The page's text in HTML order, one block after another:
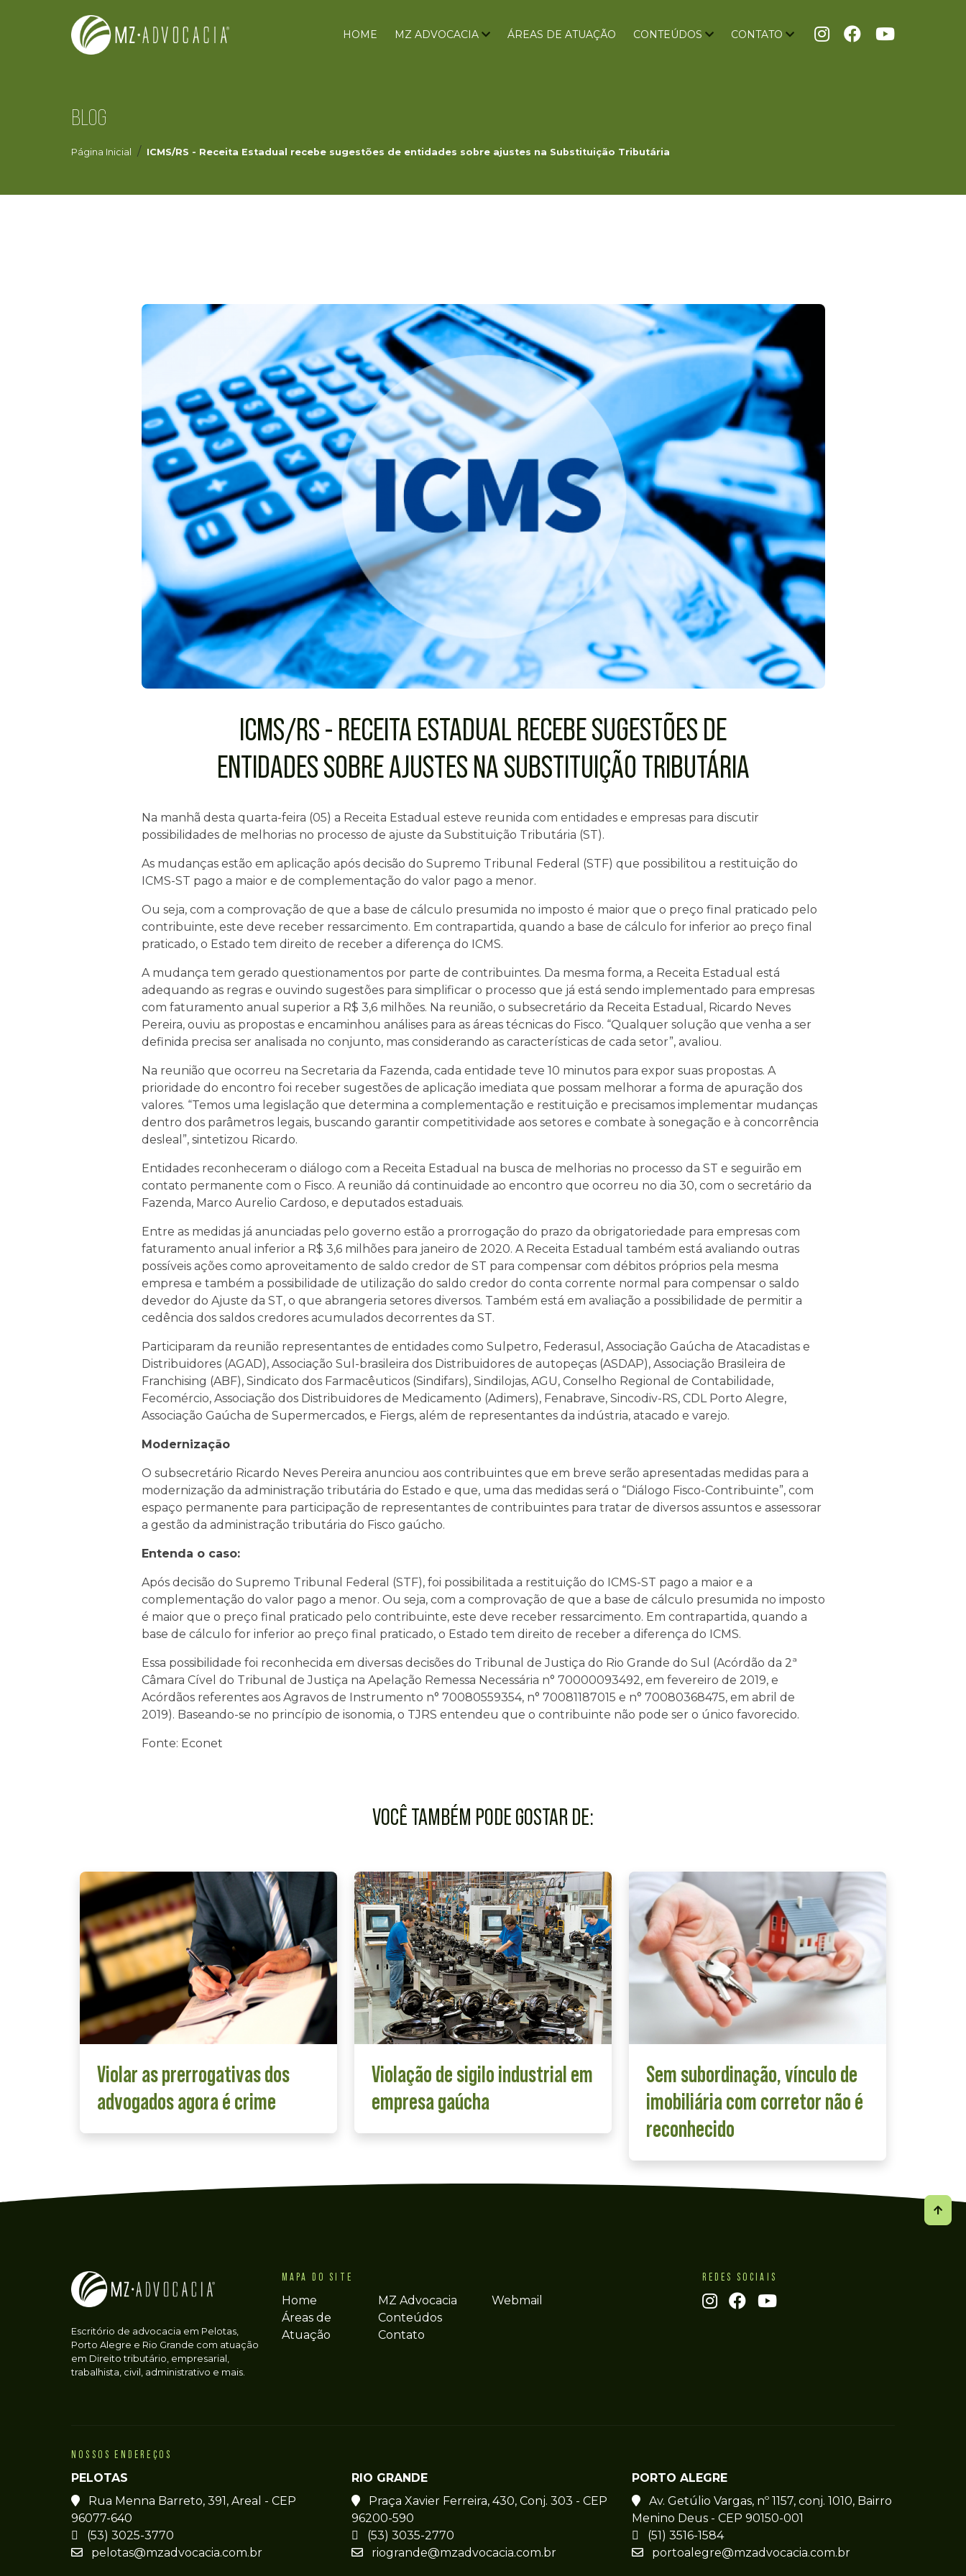
HOME MZ ADVOCACIA ÁREAS DE ATUAÇÃO CONTEÚDOS CONTATO
BLOG
Página Inicial ICMS/RS - Receita Estadual recebe sugestões de entidades sobre ajustes na Substituição Tributária
ICMS/RS - RECEITA ESTADUAL RECEBE SUGESTÕES DE
ENTIDADES SOBRE AJUSTES NA SUBSTITUIÇÃO TRIBUTÁRIA
Na manhã desta quarta-feira (05) a Receita Estadual esteve reunida com entidades e empresas para discutir
possibilidades de melhorias no processo de ajuste da Substituição Tributária (ST).
As mudanças estão em aplicação após decisão do Supremo Tribunal Federal (STF) que possibilitou a restituição do
ICMS-ST pago a maior e de complementação do valor pago a menor.
Ou seja, com a comprovação de que a base de cálculo presumida no imposto é maior que o preço final praticado pelo
contribuinte, este deve receber ressarcimento. Em contrapartida, quando a base de cálculo for inferior ao preço final
praticado, o Estado tem direito de receber a diferença do ICMS.
A mudança tem gerado questionamentos por parte de contribuintes. Da mesma forma, a Receita Estadual está
adequando as regras e ouvindo sugestões para simplificar o processo que já está sendo implementado para empresas
com faturamento anual superior a R$ 3,6 milhões. Na reunião, o subsecretário da Receita Estadual, Ricardo Neves
Pereira, ouviu as propostas e encaminhou análises para as áreas técnicas do Fisco. “Qualquer solução que venha a ser
definida precisa ser analisada no conjunto, mas considerando as características de cada setor”, avaliou.
Na reunião que ocorreu na Secretaria da Fazenda, cada entidade teve 10 minutos para expor suas propostas. A
prioridade do encontro foi receber sugestões de aplicação imediata que possam melhorar a forma de apuração dos
valores. “Temos uma legislação que determina a complementação e restituição e precisamos implementar mudanças
dentro dos parâmetros legais, buscando garantir competitividade aos setores e combate à sonegação e à concorrência
desleal”, sintetizou Ricardo.
Entidades reconheceram o diálogo com a Receita Estadual na busca de melhorias no processo da ST e seguirão em
contato permanente com o Fisco. A reunião dá continuidade ao encontro que ocorreu no dia 30, com o secretário da
Fazenda, Marco Aurelio Cardoso, e deputados estaduais.
Entre as medidas já anunciadas pelo governo estão a prorrogação do prazo da obrigatoriedade para empresas com
faturamento anual inferior a R$ 3,6 milhões para janeiro de 2020. A Receita Estadual também está avaliando outras
possíveis ações como aproveitamento de saldo credor de ST para compensar com débitos próprios pela mesma
empresa e também a possibilidade de utilização do saldo credor do conta corrente normal para compensar o saldo
devedor do Ajuste da ST, o que abrangeria setores diversos. Também está em avaliação a possibilidade de permitir a
cedência dos saldos credores acumulados decorrentes da ST.
Participaram da reunião representantes de entidades como Sulpetro, Federasul, Associação Gaúcha de Atacadistas e
Distribuidores (AGAD), Associação Sul-brasileira dos Distribuidores de autopeças (ASDAP), Associação Brasileira de
Franchising (ABF), Sindicato dos Farmacêuticos (Sindifars), Sindilojas, AGU, Conselho Regional de Contabilidade,
Fecomércio, Associação dos Distribuidores de Medicamento (Adimers), Fenabrave, Sincodiv-RS, CDL Porto Alegre,
Associação Gaúcha de Supermercados, e Fiergs, além de representantes da indústria, atacado e varejo.
Modernização
O subsecretário Ricardo Neves Pereira anunciou aos contribuintes que em breve serão apresentadas medidas para a
modernização da administração tributária do Estado e que, uma das medidas será o “Diálogo Fisco-Contribuinte”, com
espaço permanente para participação de representantes de contribuintes para tratar de diversos assuntos e assessorar
a gestão da administração tributária do Fisco gaúcho.
Entenda o caso:
Após decisão do Supremo Tribunal Federal (STF), foi possibilitada a restituição do ICMS-ST pago a maior e a
complementação do valor pago a menor. Ou seja, com a comprovação de que a base de cálculo presumida no imposto
é maior que o preço final praticado pelo contribuinte, este deve receber ressarcimento. Em contrapartida, quando a
base de cálculo for inferior ao preço final praticado, o Estado tem direito de receber a diferença do ICMS.
Essa possibilidade foi reconhecida em diversas decisões do Tribunal de Justiça do Rio Grande do Sul (Acórdão da 2ª
Câmara Cível do Tribunal de Justiça na Apelação Remessa Necessária n° 70000093492, em fevereiro de 2019, e
Acórdãos referentes aos Agravos de Instrumento n° 70080559354, n° 70081187015 e n° 70080368475, em abril de
2019). Baseando-se no princípio de isonomia, o TJRS entendeu que o contribuinte não pode ser o único favorecido.
Fonte: Econet
VOCÊ TAMBÉM PODE GOSTAR DE:
Violar as prerrogativas dos
advogados agora é crime
Violação de sigilo industrial em
empresa gaúcha
Sem subordinação, vínculo de
imobiliária com corretor não é
reconhecido
Escritório de advocacia em Pelotas,
Porto Alegre e Rio Grande com atuação
em Direito tributário, empresarial,
trabalhista, civil, administrativo e mais.
MAPA DO SITE
Home
MZ Advocacia
Áreas de
Atuação
Conteúdos
Contato
Webmail
REDES SOCIAIS
NOSSOS ENDEREÇOS
PELOTAS
Rua Menna Barreto, 391, Areal - CEP
96077-640
(53) 3025-3770
pelotas@mzadvocacia.com.br
RIO GRANDE
Praça Xavier Ferreira, 430, Conj. 303 - CEP
96200-590
(53) 3035-2770
riogrande@mzadvocacia.com.br
PORTO ALEGRE
Av. Getúlio Vargas, nº 1157, conj. 1010, Bairro
Menino Deus - CEP 90150-001
(51) 3516-1584
portoalegre@mzadvocacia.com.br